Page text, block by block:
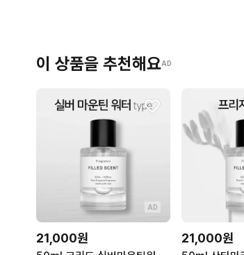
이 상품을 추천해요AD
AD
21,000원 21,000원